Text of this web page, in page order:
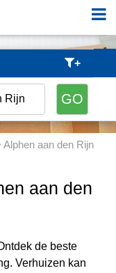
+
Alphen aan den Rijn
aan den
de beste
Verhuizen kan